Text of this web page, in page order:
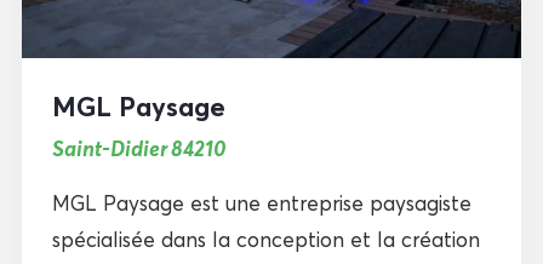
MGL Paysage
Saint-Didier 84210
MGL Paysage est une entreprise paysagiste
spécialisée dans la conception et la création